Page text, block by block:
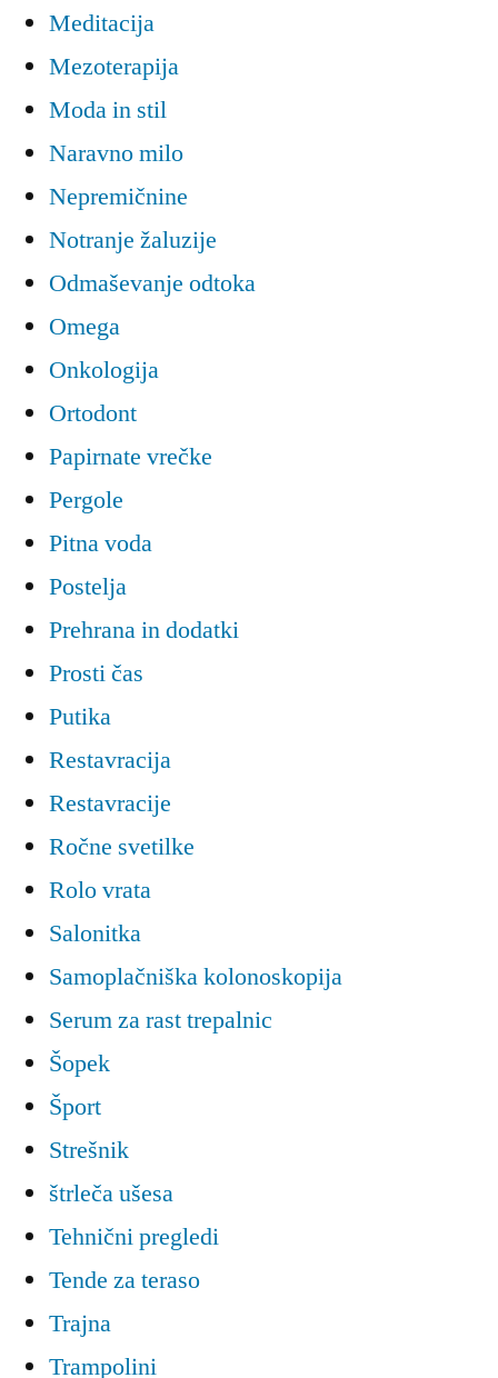
Meditacija
Mezoterapija
Moda in stil
Naravno milo
Nepremičnine
Notranje žaluzije
Odmaševanje odtoka
Omega
Onkologija
Ortodont
Papirnate vrečke
Pergole
Pitna voda
Postelja
Prehrana in dodatki
Prosti čas
Putika
Restavracija
Restavracije
Ročne svetilke
Rolo vrata
Salonitka
Samoplačniška kolonoskopija
Serum za rast trepalnic
Šopek
Šport
Strešnik
štrleča ušesa
Tehnični pregledi
Tende za teraso
Trajna
Trampolini